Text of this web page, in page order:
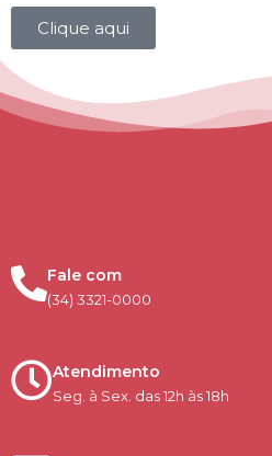
Clique aqui
Fale com
(34) 3321-0000
Atendimento
Seg. à Sex. das 12h às 18h